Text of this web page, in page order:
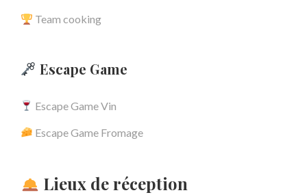
Team cooking
Escape Game
Escape Game Vin
Escape Game Fromage
Lieux de réception